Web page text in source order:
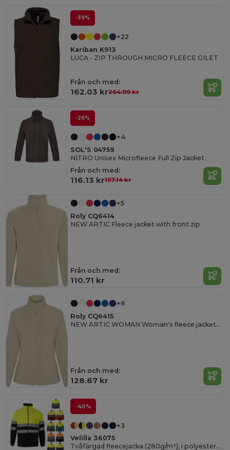
-39%
+22
Kariban K913
LUCA - ZIP THROUGH MICRO FLEECE GILET
Från och med:
162.03 kr264.99 kr
-26%
+4
SOL'S 04759
NITRO Unisex Microfleece Full Zip Jacket
Från och med:
116.13 kr157.14 kr
+5
Roly CQ6414
NEW ARTIC Fleece jacket with front zip
Från och med:
110.71 kr
+6
Roly CQ6415
NEW ARTIC WOMAN Woman's fleece jacket with front zip
Från och med:
128.67 kr
-40%
+3
Velilla 36075
Tvåfärgad fleecejacka (280g/m²), i polyester (100%)